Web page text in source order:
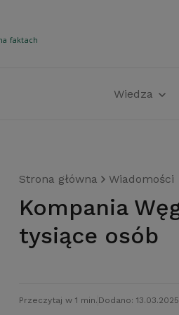
faktach
Wiedza
Strona główna Wiadomości
Kompania Węglowa zatrudni ponad 4
tysiące osób
Przeczytaj w 1 min. Dodano: 13.03.2025